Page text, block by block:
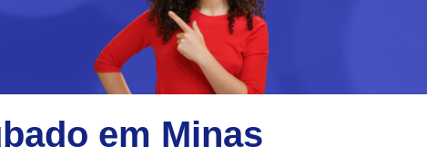
em Minas